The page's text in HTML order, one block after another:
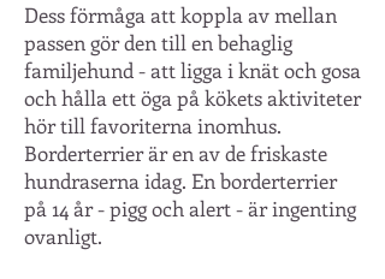
Dess förmåga att koppla av mellan
passen gör den till en behaglig
familjehund - att ligga i knät och gosa
och hålla ett öga på kökets aktiviteter
hör till favoriterna inomhus.
Borderterrier är en av de friskaste
hundraserna idag. En borderterrier
på 14 år - pigg och alert - är ingenting
ovanligt.